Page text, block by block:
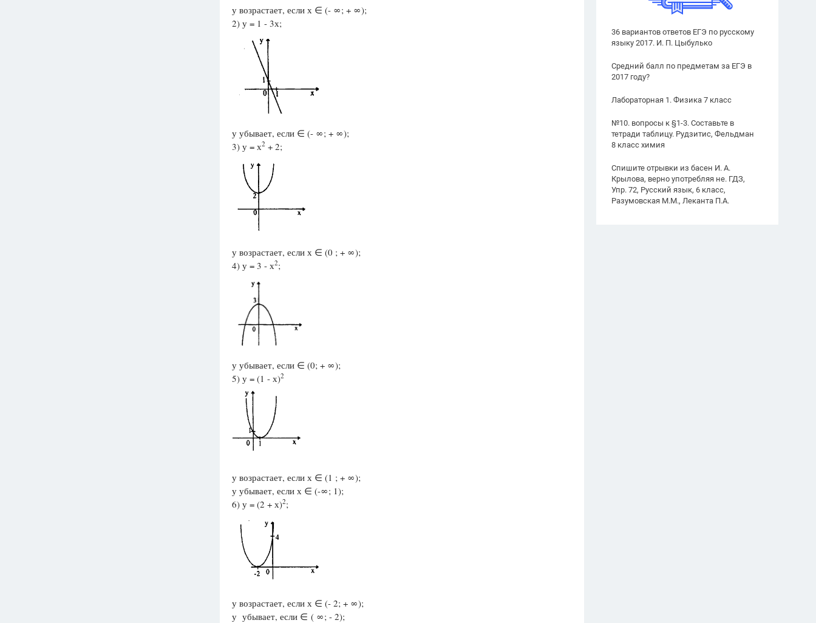
36 вариантов ответов ЕГЭ по русскому
языку 2017. И. П. Цыбулько
Средний балл по предметам за ЕГЭ в
2017 году?
Лабораторная 1. Физика 7 класс
№10. вопросы к §1-3. Составьте в
тетради таблицу. Рудзитис, Фельдман
8 класс химия
Спишите отрывки из басен И. А.
Крылова, верно употребляя не. ГДЗ,
Упр. 72, Русский язык, 6 класс,
Разумовская М.М., Леканта П.А.
у возрастает, если х ∈ (- ∞; + ∞);
2) у = 1 - 3х;
у убывает, если ∈ (- ∞; + ∞);
3) у = х2 + 2;
у возрастает, если х ∈ (0 ; + ∞);
4) у = 3 - х2;
у убывает, если ∈ (0; + ∞);
5) у = (1 - х)2
у возрастает, если х ∈ (1 ; + ∞);
у убывает, если х ∈ (-∞; 1);
6) у = (2 + х)2;
у возрастает, если х ∈ (- 2; + ∞);
у убывает, если ∈ ( ∞; - 2);